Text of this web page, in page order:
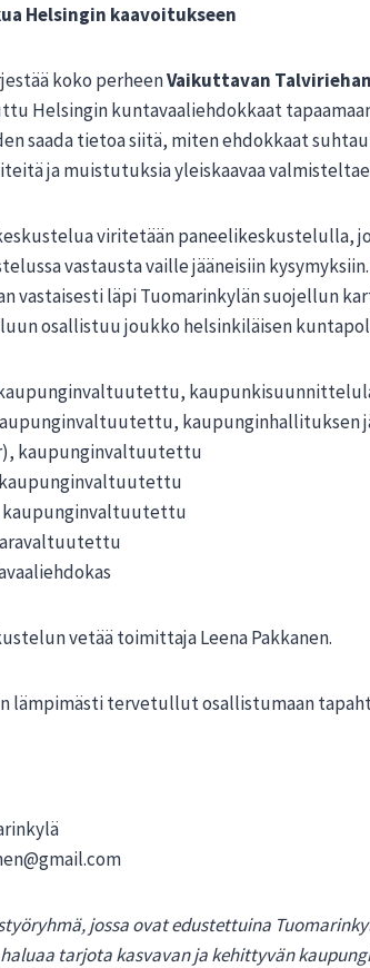
Helsingin kaavoitukseen
koko perheenVaikuttavan
Helsingin kuntavaaliehdokkaat
saada tietoa siitä, miten ehdokkaat
ja muistutuksia yleiskaavaa
viritetään paneelikeskustelulla,
vastausta vaille jääneisiin
vastaisesti läpi Tuomarinkylän suojellun
osallistuu joukko helsinkiläisen
kaupunginhallituksen
kaupunginvaltuutettu
kaupunginvaltuutettu
kaupunginvaltuutettu
vetää toimittaja Leena Pakkanen.
lämpimästi tervetullut osallistumaan
jossa ovat edustettuina
tarjota kasvavan ja kehittyvän